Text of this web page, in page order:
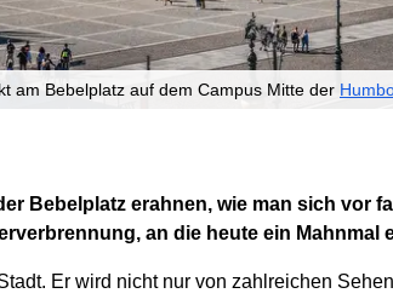
am Bebelplatz auf dem Campus Mitte der
Bebelplatz erahnen, wie man sich vor
an die heute ein Mahnmal
Er wird nicht nur von zahlreichen